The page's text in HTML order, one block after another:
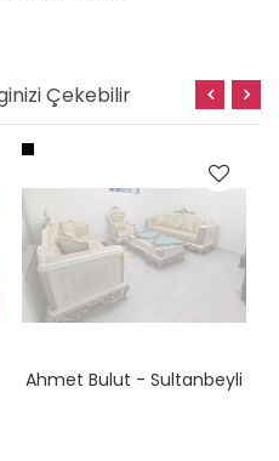
Çekebilir
Ahmet Bulut - Sultanbeyli